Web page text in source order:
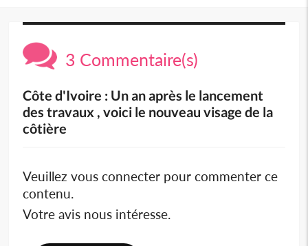
3 Commentaire(s)
Côte d'Ivoire : Un an après le lancement
des travaux , voici le nouveau visage de la
côtière
Veuillez vous connecter pour commenter ce
contenu.
Votre avis nous intéresse.